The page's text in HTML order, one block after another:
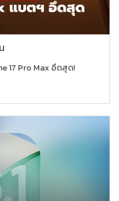
17 Pro Max อึดสุด!